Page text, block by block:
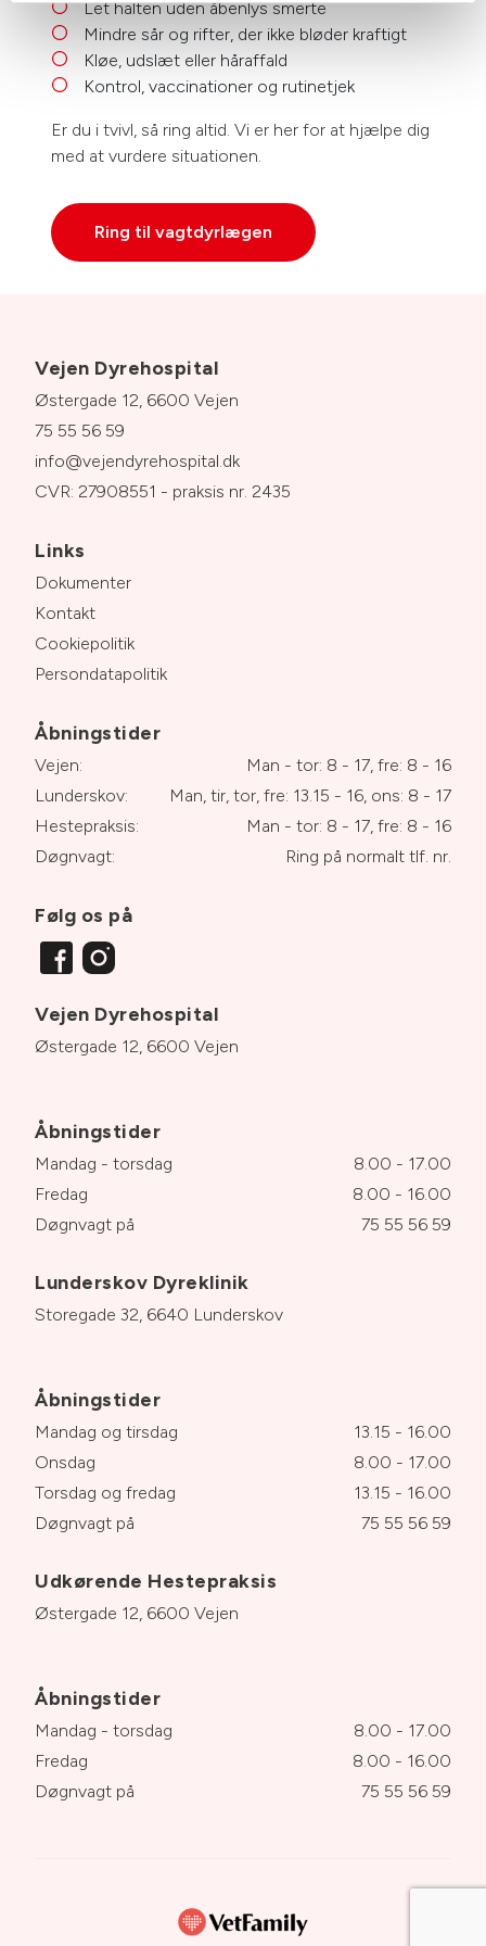
Let halten uden åbenlys smerte
Mindre sår og rifter, der ikke bløder kraftigt
Kløe, udslæt eller håraffald
Kontrol, vaccinationer og rutinetjek
Er du i tvivl, så ring altid. Vi er her for at hjælpe dig
med at vurdere situationen.
Ring til vagtdyrlægen
Vejen Dyrehospital
Østergade 12, 6600 Vejen
75 55 56 59
info@vejendyrehospital.dk
CVR: 27908551 - praksis nr. 2435
Links
Dokumenter
Kontakt
Cookiepolitik
Persondatapolitik
Åbningstider
Vejen:
Man - tor: 8 - 17, fre: 8 - 16
Lunderskov:
Man, tir, tor, fre: 13.15 - 16, ons: 8 - 17
Hestepraksis:
Man - tor: 8 - 17, fre: 8 - 16
Døgnvagt:
Ring på normalt tlf. nr.
Følg os på
Vejen Dyrehospital
Østergade 12, 6600 Vejen
Åbningstider
Mandag - torsdag
8.00 - 17.00
Fredag
8.00 - 16.00
Døgnvagt på
75 55 56 59
Lunderskov Dyreklinik
Storegade 32, 6640 Lunderskov
Åbningstider
Mandag og tirsdag
13.15 - 16.00
Onsdag
8.00 - 17.00
Torsdag og fredag
13.15 - 16.00
Døgnvagt på
75 55 56 59
Udkørende Hestepraksis
Østergade 12, 6600 Vejen
Åbningstider
Mandag - torsdag
8.00 - 17.00
Fredag
8.00 - 16.00
Døgnvagt på
75 55 56 59